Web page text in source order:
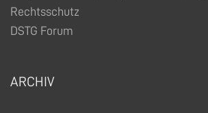
Rechtsschutz
DSTG Forum
ARCHIV